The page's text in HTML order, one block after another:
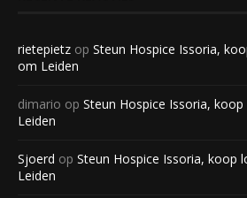
rietepietz op Steun Hospice Issoria,
om Leiden
dimario op Steun Hospice Issoria,
Leiden
Sjoerd op Steun Hospice Issoria, koop
Leiden